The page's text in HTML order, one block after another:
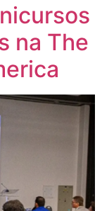
na The